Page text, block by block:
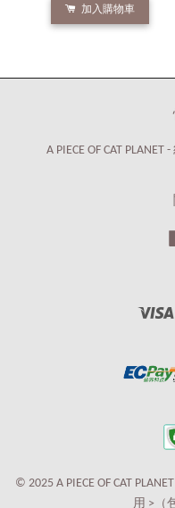
加入購物車
A PIECE OF CAT
© 2025 A PIECE OF CAT
用 >（